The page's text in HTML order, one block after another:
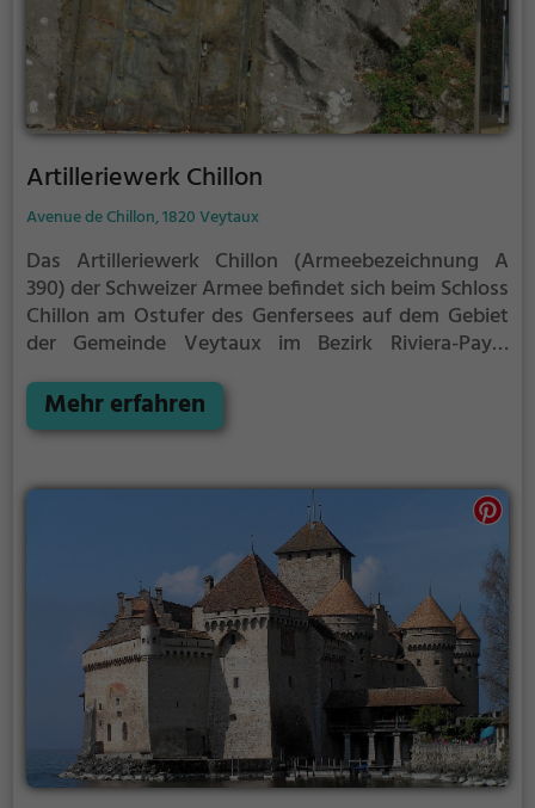
Artilleriewerk Chillon
Avenue de Chillon, 1820 Veytaux
Das Artilleriewerk Chillon (Armeebezeichnung A
390) der Schweizer Armee befindet sich beim Schloss
Chillon am Ostufer des Genfersees auf dem Gebiet
der Gemeinde Veytaux im Bezirk Riviera-Pays-
wurde 1994 Ausserdienst gestellt und 2001 aus der
Geheimhaltung entlassen.
Mehr erfahren